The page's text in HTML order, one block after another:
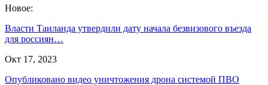
Новое:
Власти Таиланда утвердили дату начала безвизового въезда
для россиян…
Окт 17, 2023
Опубликовано видео уничтожения дрона системой ПВО